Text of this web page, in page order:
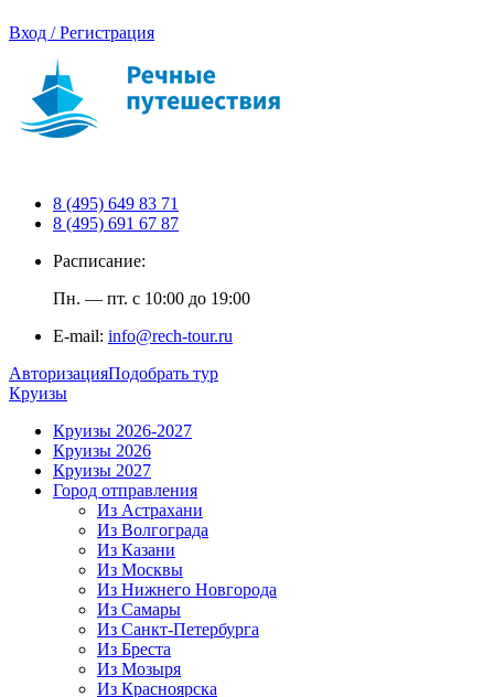
Вход / Регистрация
8 (495) 649 83 71
8 (495) 691 67 87
Расписание:
Пн. — пт. с 10:00 до 19:00
E-mail: info@rech-tour.ru
АвторизацияПодобрать тур
Круизы
Круизы 2026-2027
Круизы 2026
Круизы 2027
Город отправления
Из Астрахани
Из Волгограда
Из Казани
Из Москвы
Из Нижнего Новгорода
Из Самары
Из Санкт-Петербурга
Из Бреста
Из Мозыря
Из Красноярска